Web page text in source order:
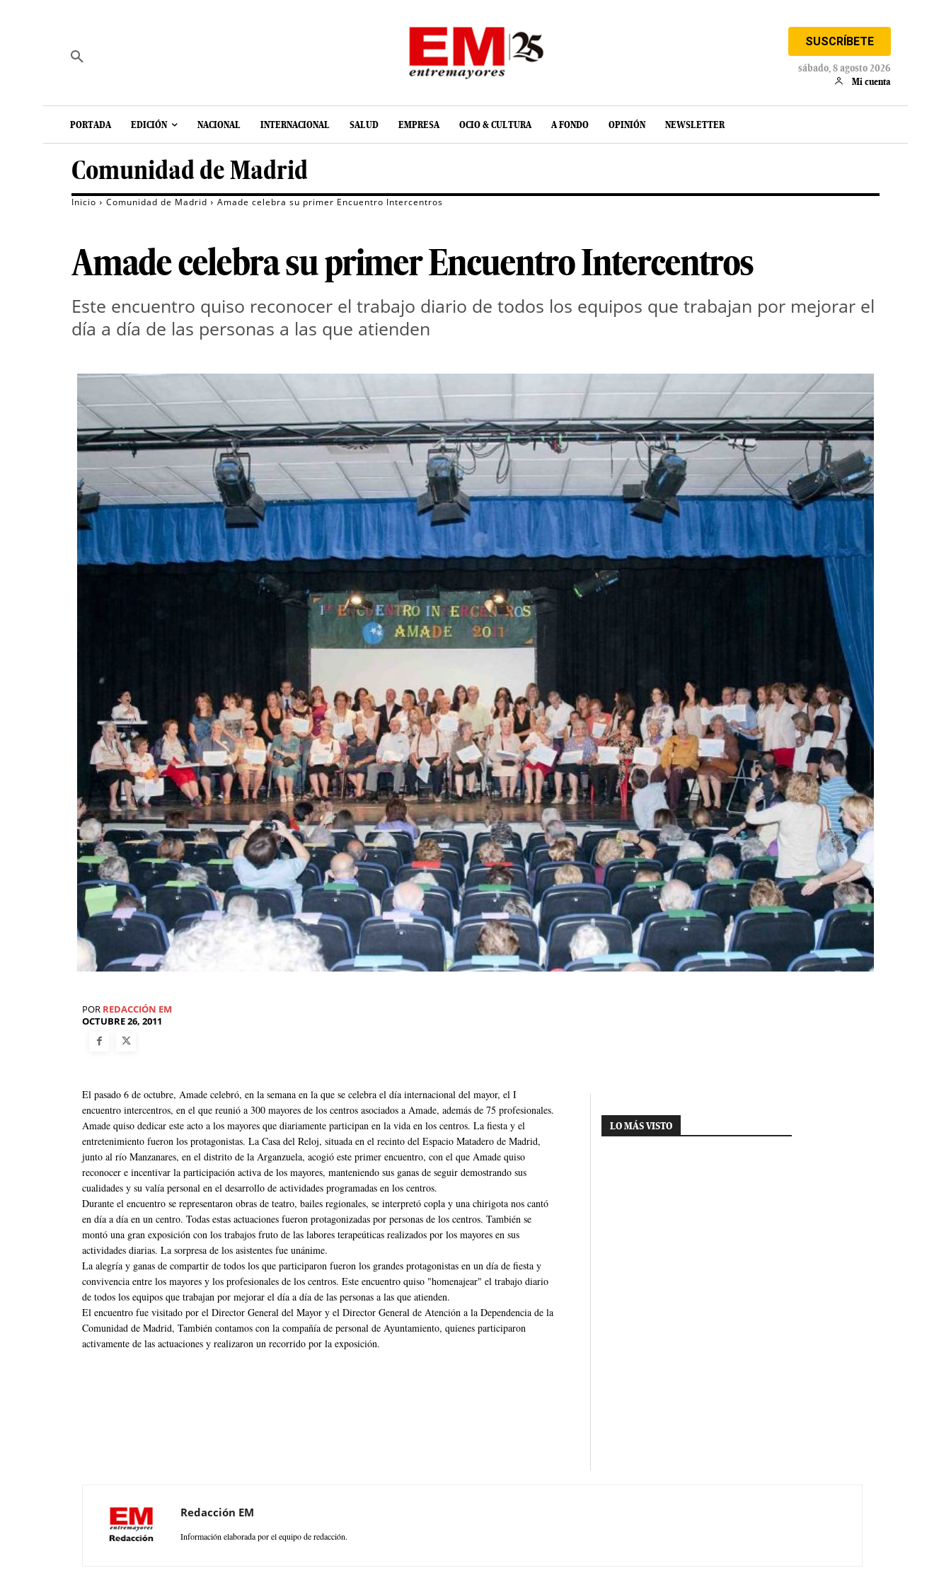
SUSCRÍBETE
sábado, 8 agosto 2026
Mi cuenta
PORTADA EDICIÓN NACIONAL INTERNACIONAL SALUD EMPRESA OCIO & CULTURA A FONDO OPINIÓN NEWSLETTER
Comunidad de Madrid
Inicio Comunidad de Madrid Amade celebra su primer Encuentro Intercentros
Amade celebra su primer Encuentro Intercentros
Este encuentro quiso reconocer el trabajo diario de todos los equipos que trabajan por mejorar el
día a día de las personas a las que atienden
POR REDACCIÓN EM
OCTUBRE 26, 2011
El pasado 6 de octubre, Amade celebró, en la semana en la que se celebra el día internacional del mayor, el I
encuentro intercentros, en el que reunió a 300 mayores de los centros asociados a Amade, además de 75 profesionales.
Amade quiso dedicar este acto a los mayores que diariamente participan en la vida en los centros. La fiesta y el
entretenimiento fueron los protagonistas. La Casa del Reloj, situada en el recinto del Espacio Matadero de Madrid,
junto al río Manzanares, en el distrito de la Arganzuela, acogió este primer encuentro, con el que Amade quiso
reconocer e incentivar la participación activa de los mayores, manteniendo sus ganas de seguir demostrando sus
cualidades y su valía personal en el desarrollo de actividades programadas en los centros.
Durante el encuentro se representaron obras de teatro, bailes regionales, se interpretó copla y una chirigota nos cantó
en día a día en un centro. Todas estas actuaciones fueron protagonizadas por personas de los centros. También se
montó una gran exposición con los trabajos fruto de las labores terapeúticas realizados por los mayores en sus
actividades diarias. La sorpresa de los asistentes fue unánime.
La alegría y ganas de compartir de todos los que participaron fueron los grandes protagonistas en un día de fiesta y
convivencia entre los mayores y los profesionales de los centros. Este encuentro quiso "homenajear" el trabajo diario
de todos los equipos que trabajan por mejorar el día a día de las personas a las que atienden.
El encuentro fue visitado por el Director General del Mayor y el Director General de Atención a la Dependencia de la
Comunidad de Madrid, También contamos con la compañía de personal de Ayuntamiento, quienes participaron
activamente de las actuaciones y realizaron un recorrido por la exposición.
LO MÁS VISTO
Redacción EM
Información elaborada por el equipo de redacción.